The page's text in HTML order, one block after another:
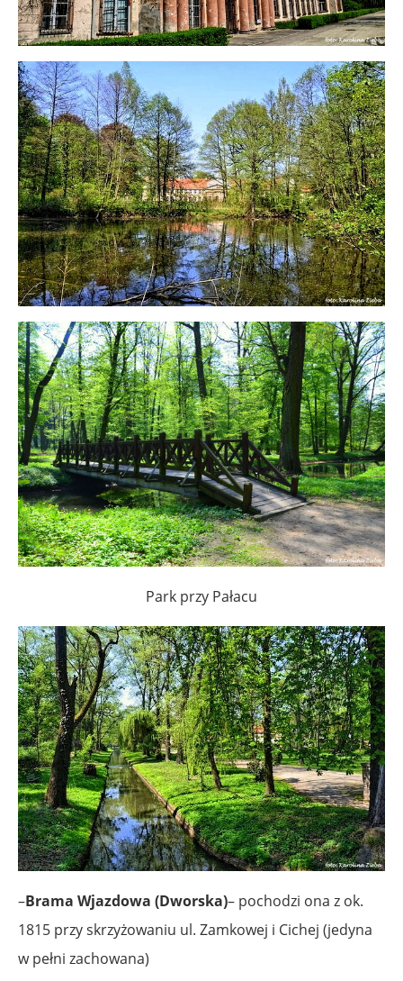
Park przy Pałacu
–Brama Wjazdowa (Dworska)– pochodzi ona z ok.
1815 przy skrzyżowaniu ul. Zamkowej i Cichej (jedyna
w pełni zachowana)